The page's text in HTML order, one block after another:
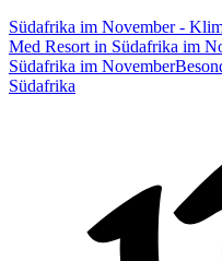
Südafrika im November -
Med Resort in Südafrika im
Südafrika im November
Südafrika